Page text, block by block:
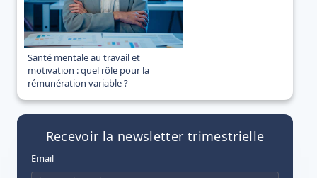
Santé mentale au travail et
motivation : quel rôle pour la
rémunération variable ?
Recevoir la newsletter trimestrielle
Email